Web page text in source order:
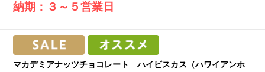
納期：３～５営業日
マカデミアナッツチョコレート ハイビスカス（ハワイアンホ